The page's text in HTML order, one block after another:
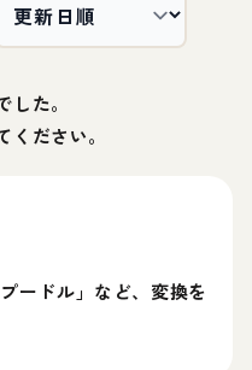
た。
ださい。
ードル」など、変換を